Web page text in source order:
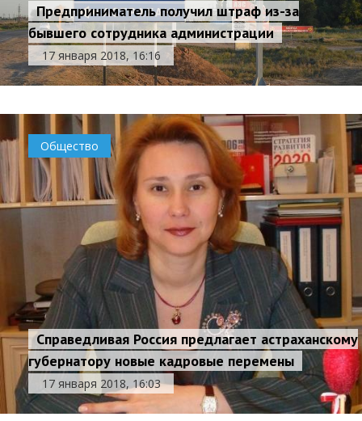
Предприниматель получил штраф из-за
бывшего сотрудника администрации
17 января 2018, 16:16
Общество
Справедливая Россия предлагает астраханскому
губернатору новые кадровые перемены
17 января 2018, 16:03
В Астраханской области ненадолго потеплеет
17 января 2018, 15:20